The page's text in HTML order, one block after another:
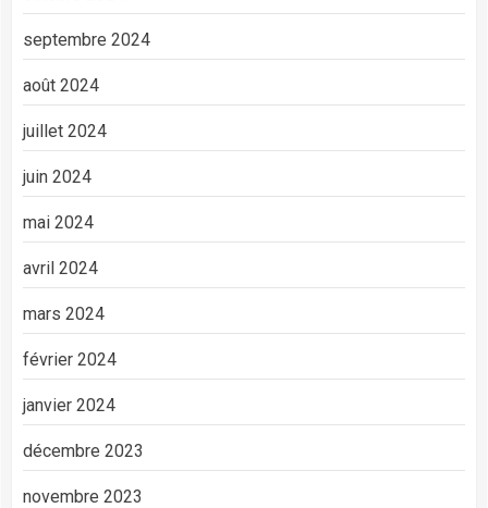
septembre 2024
août 2024
juillet 2024
juin 2024
mai 2024
avril 2024
mars 2024
février 2024
janvier 2024
décembre 2023
novembre 2023